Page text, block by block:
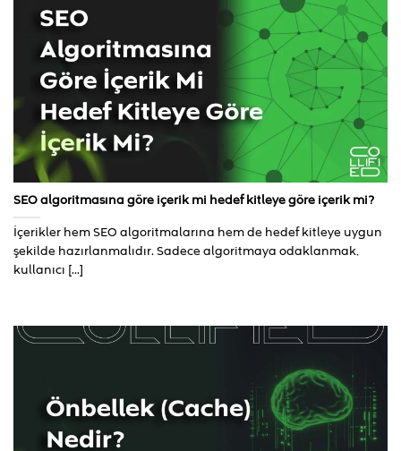
SEO algoritmasına göre içerik mi hedef kitleye göre içerik mi?
İçerikler hem SEO algoritmalarına hem de hedef kitleye uygun
şekilde hazırlanmalıdır. Sadece algoritmaya odaklanmak,
kullanıcı [...]